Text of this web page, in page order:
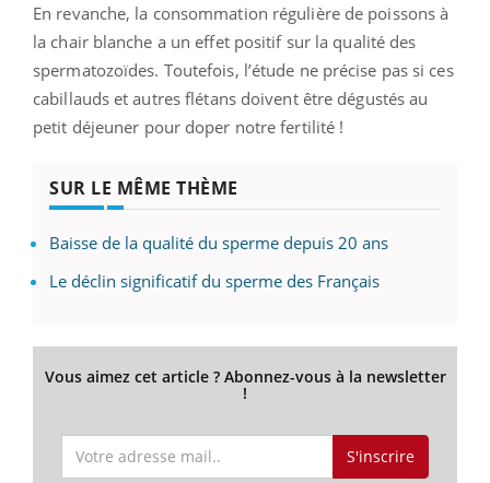
En revanche, la consommation régulière de poissons à
la chair blanche a un effet positif sur la qualité des
spermatozoïdes. Toutefois, l’étude ne précise pas si ces
cabillauds et autres flétans doivent être dégustés au
petit déjeuner pour doper notre fertilité !
SUR LE MÊME THÈME
Baisse de la qualité du sperme depuis 20 ans
Le déclin significatif du sperme des Français
Vous aimez cet article ? Abonnez-vous à la newsletter
!
S'inscrire